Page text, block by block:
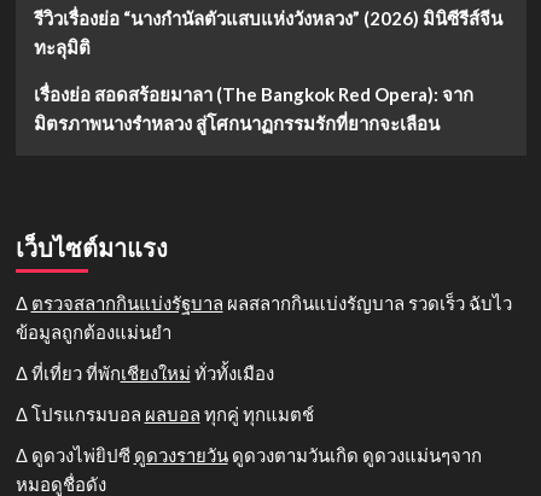
รีวิวเรื่องย่อ “นางกำนัลตัวแสบแห่งวังหลวง” (2026) มินิซีรีส์จีน
ทะลุมิติ
เรื่องย่อ สอดสร้อยมาลา (The Bangkok Red Opera): จาก
มิตรภาพนางรำหลวง สู่โศกนาฏกรรมรักที่ยากจะเลือน
เว็บไซต์มาแรง
Δ ตรวจสลากกินแบ่งรัฐบาล ผลสลากกินแบ่งรัญบาล รวดเร็ว ฉับไว
ข้อมูลถูกต้องแม่นยำ
Δ ที่เที่ยว ที่พักเชียงใหม่ ทั่วทั้งเมือง
Δ โปรแกรมบอล ผลบอล ทุกคู่ ทุกแมตช์
Δ ดูดวงไพ่ยิปซี ดูดวงรายวันดูดวงตามวันเกิด ดูดวงแม่นๆจาก
หมอดูชื่อดัง